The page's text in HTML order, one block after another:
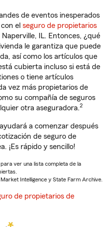
de eventos inesperados
el seguro de propietarios
IL. Entonces, ¿qué
le garantiza que puede
así como los artículos que
cubierta incluso si está de
o tiene artículos
vez más propietarios de
su compañía de seguros
otra aseguradora.2
a comenzar después
de seguro de
¡Es rápido y sencillo!
ver una lista completa de la
Intelligence y State Farm Archive.
de propietarios de